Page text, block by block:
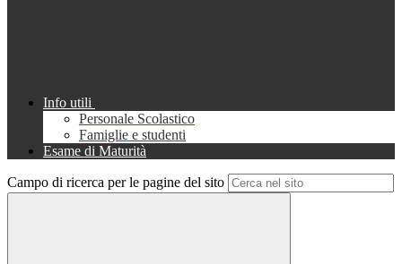
Info utili
Personale Scolastico
Famiglie e studenti
Esame di Maturità
Campo di ricerca per le pagine del sito